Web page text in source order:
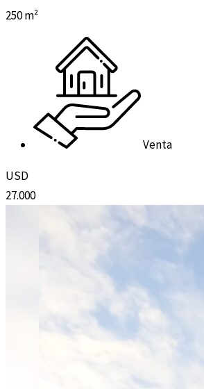
250 m²
Venta
USD
27.000